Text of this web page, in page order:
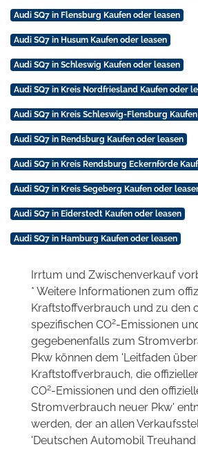
Audi SQ7 in Flensburg Kaufen oder leasen
Audi SQ7 in Husum Kaufen oder leasen
Audi SQ7 in Schleswig Kaufen oder leasen
Audi SQ7 in Kreis Nordfriesland Kaufen oder
Audi SQ7 in Kreis Schleswig-Flensburg
Audi SQ7 in Rendsburg Kaufen oder leasen
Audi SQ7 in Kreis Rendsburg Eckernförde
Audi SQ7 in Kreis Segeberg Kaufen oder
Audi SQ7 in Eiderstedt Kaufen oder leasen
Audi SQ7 in Hamburg Kaufen oder leasen
Irrtum und Zwischenverkauf
* Weitere Informationen zum
Kraftstoffverbrauch und zu den
spezifischen CO2-Emissionen
gegebenenfalls zum
Pkw können dem 'Leitfaden
Kraftstoffverbrauch, die
CO2-Emissionen und den
Stromverbrauch neuer Pkw'
werden, der an allen
'Deutschen Automobil Treuhand